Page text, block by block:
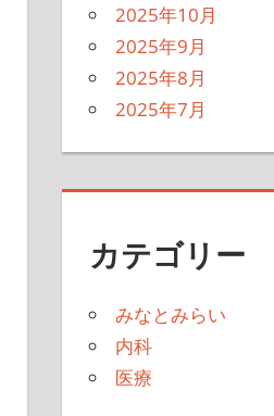
2025年10月
2025年9月
2025年8月
2025年7月
カテゴリー
みなとみらい
内科
医療